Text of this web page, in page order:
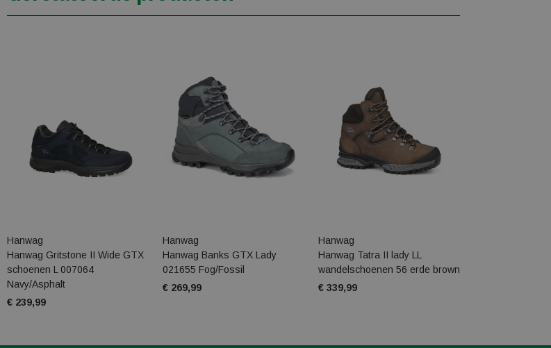
Hanwag
Hanwag Gritstone II Wide GTX
schoenen L 007064
Navy/Asphalt
€ 239,99
Hanwag
Hanwag Banks GTX Lady
021655 Fog/Fossil
€ 269,99
Hanwag
Hanwag Tatra II lady LL
wandelschoenen 56 erde brown
€ 339,99